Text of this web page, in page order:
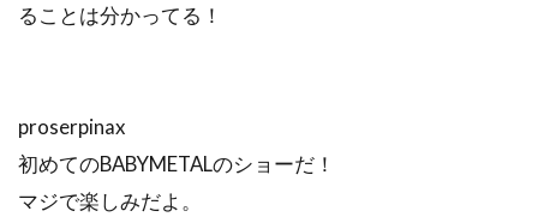
ることは分かってる！
proserpinax
初めてのBABYMETALのショーだ！
マジで楽しみだよ。